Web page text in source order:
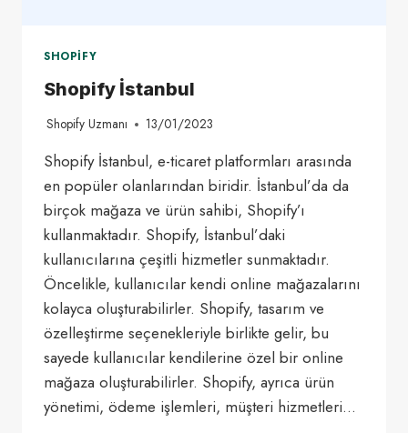
SHOPIFY
Shopify İstanbul
Shopify Uzmanı 13/01/2023
Shopify İstanbul, e-ticaret platformları arasında
en popüler olanlarından biridir. İstanbul’da da
birçok mağaza ve ürün sahibi, Shopify’ı
kullanmaktadır. Shopify, İstanbul’daki
kullanıcılarına çeşitli hizmetler sunmaktadır.
Öncelikle, kullanıcılar kendi online mağazalarını
kolayca oluşturabilirler. Shopify, tasarım ve
özelleştirme seçenekleriyle birlikte gelir, bu
sayede kullanıcılar kendilerine özel bir online
mağaza oluşturabilirler. Shopify, ayrıca ürün
yönetimi, ödeme işlemleri, müşteri hizmetleri…